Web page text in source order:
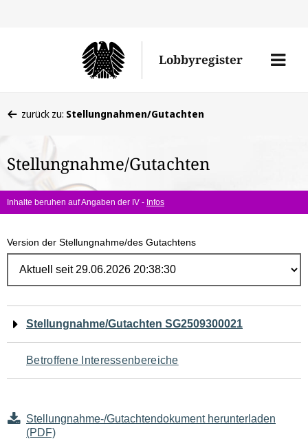
Lobbyregister
Menü
befinden
hier:
zurück zu: Stellungnahmen/Gutachten
Stellungnahme/Gutachten
Inhalte beruhen auf Angaben der IV - Infos
Version der Stellungnahme/des Gutachtens
Navigation
für
den
Seiteninhalt
Stellungnahme/Gutachten SG2509300021
Betroffene Interessenbereiche
Stellungnahme-/Gutachtendokument herunterladen
(PDF)